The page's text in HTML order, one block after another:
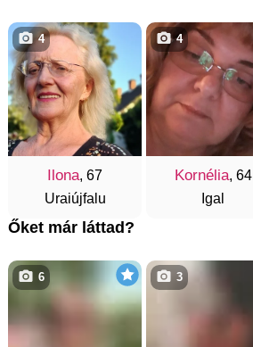
Ilona, 67
Uraiújfalu
4
Kornélia, 64
Igal
4
Őket már láttad?
6 3